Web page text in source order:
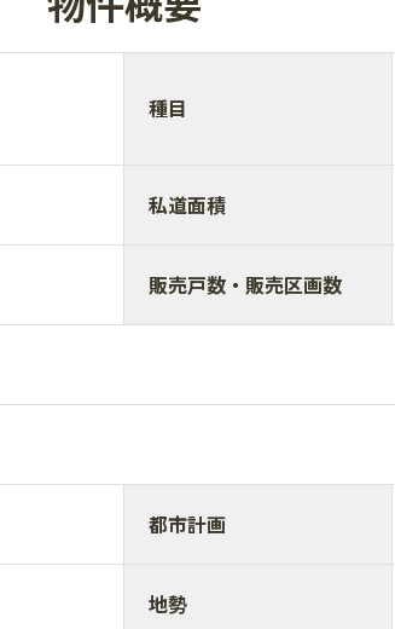
種目
私道面積
販売戸数・販売区画数
都市計画
地勢